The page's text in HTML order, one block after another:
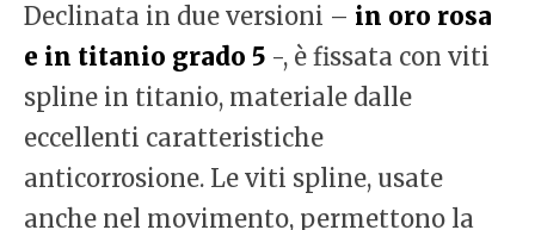
Declinata in due versioni – in oro rosa
e in titanio grado 5 -, è fissata con viti
spline in titanio, materiale dalle
eccellenti caratteristiche
anticorrosione. Le viti spline, usate
anche nel movimento, permettono la